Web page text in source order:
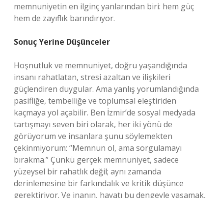
memnuniyetin en ilginç yanlarından biri: hem güç
hem de zayıflık barındırıyor.
Sonuç Yerine Düşünceler
Hoşnutluk ve memnuniyet, doğru yaşandığında
insanı rahatlatan, stresi azaltan ve ilişkileri
güçlendiren duygular. Ama yanlış yorumlandığında
pasifliğe, tembelliğe ve toplumsal eleştiriden
kaçmaya yol açabilir. Ben İzmir’de sosyal medyada
tartışmayı seven biri olarak, her iki yönü de
görüyorum ve insanlara şunu söylemekten
çekinmiyorum: “Memnun ol, ama sorgulamayı
bırakma.” Çünkü gerçek memnuniyet, sadece
yüzeysel bir rahatlık değil; aynı zamanda
derinlemesine bir farkındalık ve kritik düşünce
gerektiriyor. Ve inanın, hayatı bu dengeyle yaşamak,